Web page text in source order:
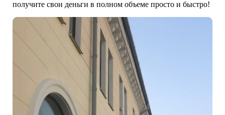
получите свои деньги в полном объеме просто и быстро!